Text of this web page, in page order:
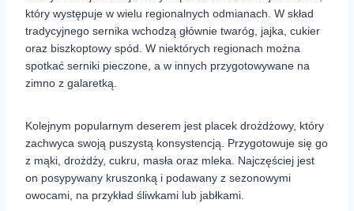
który występuje w wielu regionalnych odmianach. W skład
tradycyjnego sernika wchodzą głównie twaróg, jajka, cukier
oraz biszkoptowy spód. W niektórych regionach można
spotkać serniki pieczone, a w innych przygotowywane na
zimno z galaretką.
Kolejnym popularnym deserem jest placek drożdżowy, który
zachwyca swoją puszystą konsystencją. Przygotowuje się go
z mąki, drożdży, cukru, masła oraz mleka. Najczęściej jest
on posypywany kruszonką i podawany z sezonowymi
owocami, na przykład śliwkami lub jabłkami.